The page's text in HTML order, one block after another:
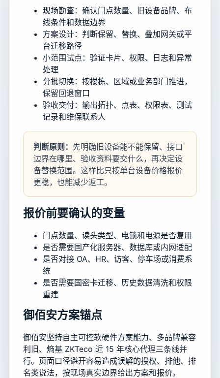
现场勘查：确认门点数量、旧设备品牌、布
线条件和数据边界
方案设计：判断保留、替换、叠加网关或平
台迁移路径
小范围试点：验证卡片、权限、日志和异常
处理
分批切换：按楼栋、区域或业务部门推进，
保留回退窗口
验收交付：输出拓扑、点表、权限表、测试
记录和维保联系人
判断原则： 先明确旧设备能不能保留、接口
边界在哪里、验收资料要交什么，再决定设
备替换范围。这样比只按单台设备价格报价
更稳，也能减少返工。
报价前要确认的变量
门点数量、读头类型、电锁和电源是否复用
是否需要国产化服务器、数据库或内网适配
是否对接 OA、HR、访客、停车场或消费系
统
是否需要国密卡迁移、历史数据清洗和权限
重建
御佰安方案锚点
御佰安坚持自主可控软硬件方案能力、多品牌兼容
利旧、熵基 ZKTeco 近 15 年核心代理三条线并
行。页面口径避开容易造成误解的授权、排他、排
名类说法，按现场真实边界给出方案和报价。